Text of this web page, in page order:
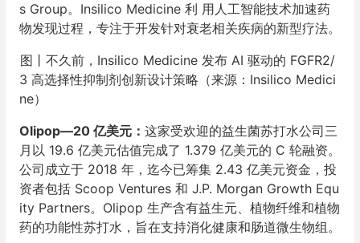
s Group。Insilico Medicine 利 用人工智能技术加速药
物发现过程，专注于开发针对衰老相关疾病的新型疗法。
图丨不久前，Insilico Medicine 发布 AI 驱动的 FGFR2/
3 高选择性抑制剂创新设计策略（来源：Insilico Medici
ne）
Olipop—20 亿美元： 这家受欢迎的益生菌苏打水公司三
月以 19.6 亿美元估值完成了 1.379 亿美元的 C 轮融资。
公司成立于 2018 年，迄今已筹集 2.43 亿美元资金，投
资者包括 Scoop Ventures 和 J.P. Morgan Growth Equ
ity Partners。Olipop 生产含有益生元、植物纤维和植物
药的功能性苏打水，旨在支持消化健康和肠道微生物组。